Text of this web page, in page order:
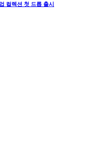
컬렉션 첫 드롭 출시